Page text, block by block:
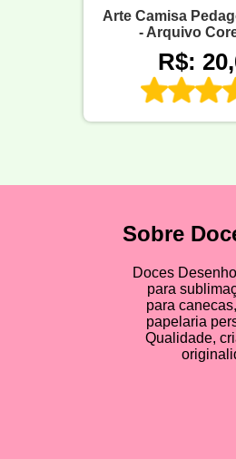
Arte Camisa
- Arquivo
R$:
Sobre
Doces
para
para
papelaria
Qualidade,